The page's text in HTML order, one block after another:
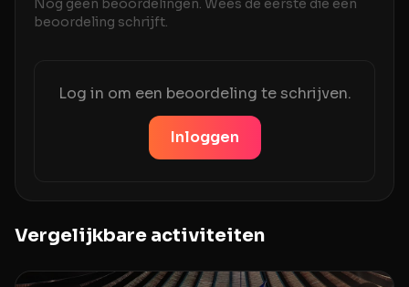
Nog geen beoordelingen. Wees de eerste die een
beoordeling schrijft.
Log in om een beoordeling te schrijven.
Inloggen
Vergelijkbare activiteiten